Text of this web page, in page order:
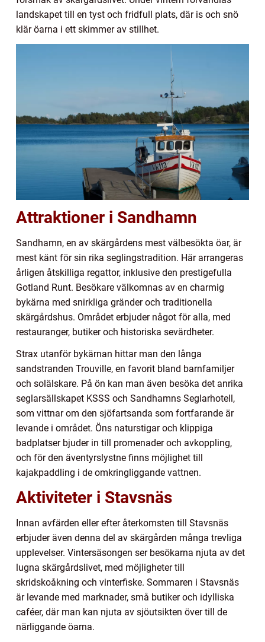
landskapet till en tyst och fridfull plats, där is och snö
klär öarna i ett skimmer av stillhet.
Attraktioner i Sandhamn
Sandhamn, en av skärgårdens mest välbesökta öar, är
mest känt för sin rika seglingstradition. Här arrangeras
årligen åtskilliga regattor, inklusive den prestigefulla
Gotland Runt. Besökare välkomnas av en charmig
bykärna med snirkliga gränder och traditionella
skärgårdshus. Området erbjuder något för alla, med
restauranger, butiker och historiska sevärdheter.
Strax utanför bykärnan hittar man den långa
sandstranden Trouville, en favorit bland barnfamiljer
och solälskare. På ön kan man även besöka det anrika
seglarsällskapet KSSS och Sandhamns Seglarhotell,
som vittnar om den sjöfartsanda som fortfarande är
levande i området. Öns naturstigar och klippiga
badplatser bjuder in till promenader och avkoppling,
och för den äventyrslystne finns möjlighet till
kajakpaddling i de omkringliggande vattnen.
Aktiviteter i Stavsnäs
Innan avfärden eller efter återkomsten till Stavsnäs
erbjuder även denna del av skärgården många trevliga
upplevelser. Vintersäsongen ser besökarna njuta av det
lugna skärgårdslivet, med möjligheter till
skridskoåkning och vinterfiske. Sommaren i Stavsnäs
är levande med marknader, små butiker och idylliska
caféer, där man kan njuta av sjöutsikten över till de
närliggande öarna.